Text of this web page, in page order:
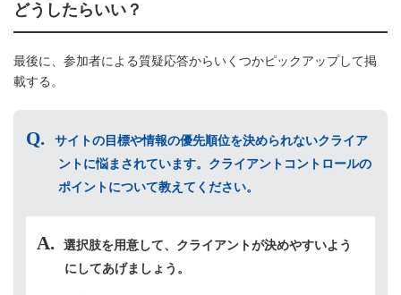
どうしたらいい？
最後に、参加者による質疑応答からいくつかピックアップして掲
載する。
サイトの目標や情報の優先順位を決められないクライア
ントに悩まされています。クライアントコントロールの
ポイントについて教えてください。
選択肢を用意して、クライアントが決めやすいよう
にしてあげましょう。